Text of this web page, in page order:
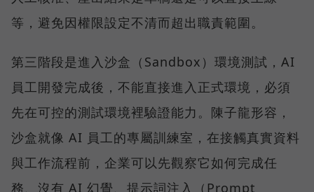
等，避免因權限設定不清而超出職責範圍。
第三階段是進入沙盒（Sandbox）環境測試，AI
員工開發完成後，不能直接進入正式環境，必須
先在可控的測試環境裡驗證能力。陳子龍形容，
沙盒就像 AI 員工的專屬訓練室，在接觸真實資料
與工作流程前，企業可以先觀察它如何完成任
務、沒有 AI 幻覺、提示詞注入（Prompt